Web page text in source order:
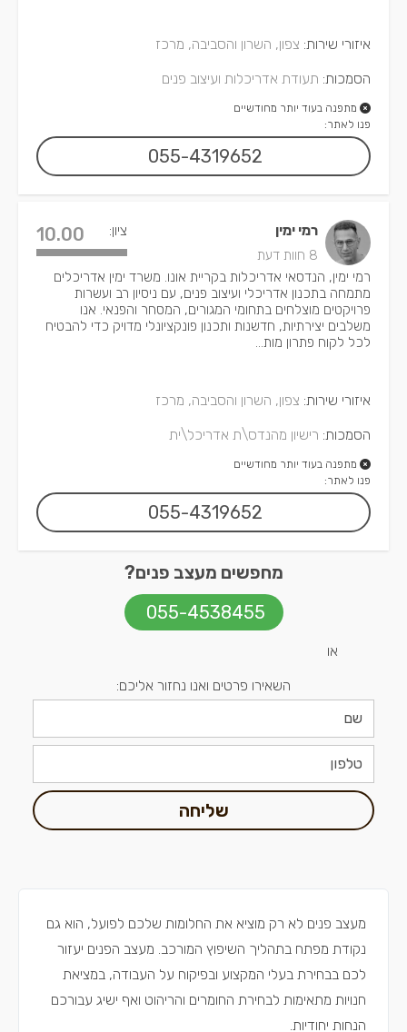
איזורי שירות: צפון, השרון והסביבה, מרכז
הסמכות: תעודת אדריכלות ועיצוב פנים
מתפנה בעוד יותר מחודשיים
פנו לאתר:
055-4319652
רמי ימין
8 חוות דעת
ציון: 10.00
רמי ימין, הנדסאי אדריכלות בקריית אונו. משרד ימין אדריכלים
מתמחה בתכנון אדריכלי ועיצוב פנים, עם ניסיון רב ועשרות
פרויקטים מוצלחים בתחומי המגורים, המסחר והפנאי. אנו
משלבים יצירתיות, חדשנות ותכנון פונקציונלי מדויק כדי להבטיח
לכל לקוח פתרון מות...
איזורי שירות: צפון, השרון והסביבה, מרכז
הסמכות: רישיון מהנדס\ת אדריכל\ית
מתפנה בעוד יותר מחודשיים
פנו לאתר:
055-4319652
מחפשים מעצב פנים?
055-4538455
או
השאירו פרטים ואנו נחזור אליכם:
שליחה
מעצב פנים לא רק מוציא את החלומות שלכם לפועל, הוא גם
נקודת מפתח בתהליך השיפוץ המורכב. מעצב הפנים יעזור
לכם בבחירת בעלי המקצוע ובפיקוח על העבודה, במציאת
חנויות מתאימות לבחירת החומרים והריהוט ואף ישיג עבורכם
הנחות יחודיות.